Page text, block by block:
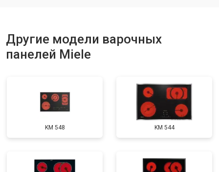
Другие модели варочных
панелей Miele
KM 548 KM 544